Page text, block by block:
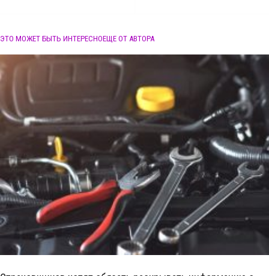
ЭТО МОЖЕТ БЫТЬ ИНТЕРЕСНОЕЩЕ ОТ АВТОРА